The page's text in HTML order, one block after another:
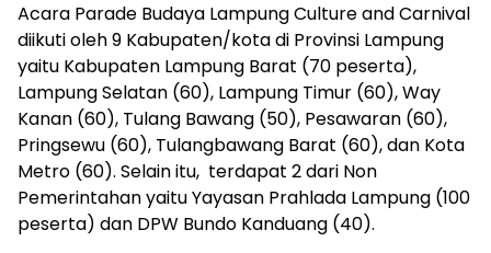
Acara Parade Budaya Lampung Culture and Carnival
diikuti oleh 9 Kabupaten/kota di Provinsi Lampung
yaitu Kabupaten Lampung Barat (70 peserta),
Lampung Selatan (60), Lampung Timur (60), Way
Kanan (60), Tulang Bawang (50), Pesawaran (60),
Pringsewu (60), Tulangbawang Barat (60), dan Kota
Metro (60). Selain itu, terdapat 2 dari Non
Pemerintahan yaitu Yayasan Prahlada Lampung (100
peserta) dan DPW Bundo Kanduang (40).